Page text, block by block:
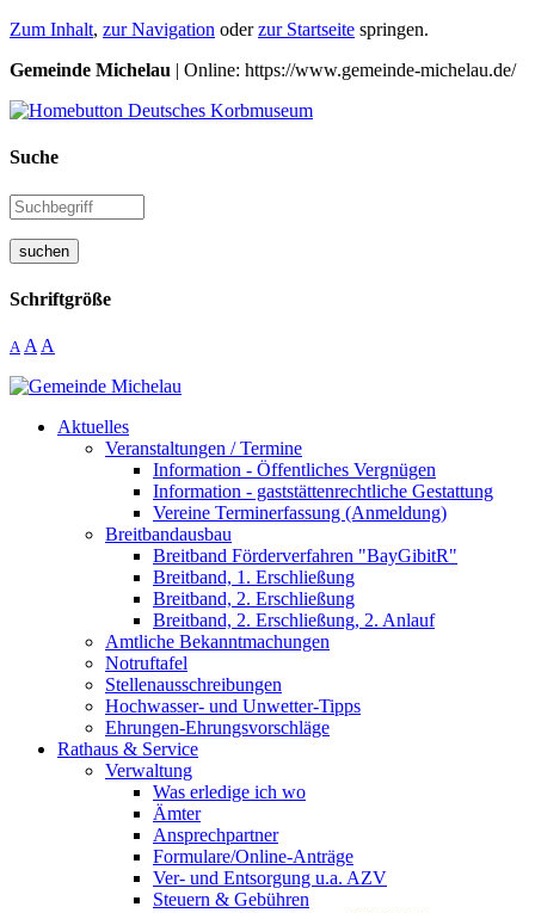
Zum Inhalt, zur Navigation oderzur Startseite springen.
Gemeinde Michelau | Online: https://www.gemeinde-michelau.de/
Suche
suchen
Schriftgröße
A A A
Aktuelles
Veranstaltungen / Termine
Information - Öffentliches Vergnügen
Information - gaststättenrechtliche Gestattung
Vereine Terminerfassung (Anmeldung)
Breitbandausbau
Breitband Förderverfahren "BayGibitR"
Breitband, 1. Erschließung
Breitband, 2. Erschließung
Breitband, 2. Erschließung, 2. Anlauf
Amtliche Bekanntmachungen
Notruftafel
Stellenausschreibungen
Hochwasser- und Unwetter-Tipps
Ehrungen-Ehrungsvorschläge
Rathaus & Service
Verwaltung
Was erledige ich wo
Ämter
Ansprechpartner
Formulare/Online-Anträge
Ver- und Entsorgung u.a. AZV
Steuern & Gebühren